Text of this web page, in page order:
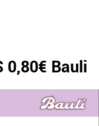
0,80€ Bauli